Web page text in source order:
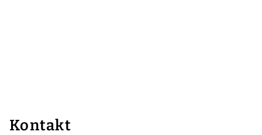
Kontakt